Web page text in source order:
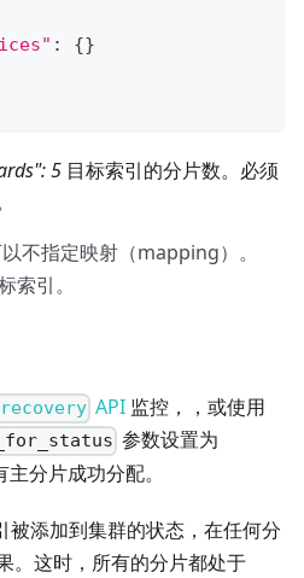
: {}
5 目标索引的分片数。必须
不指定映射（mapping）。
索引。
API 监控，，或使用
参数设置为
主分片成功分配。
被添加到集群的状态，在任何分
。这时，所有的分片都处于